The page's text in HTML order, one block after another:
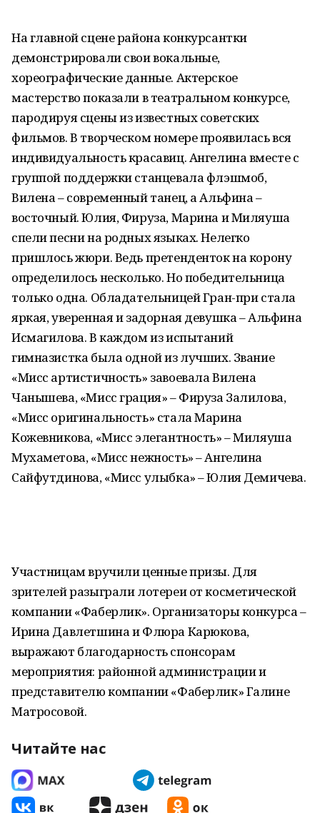
На главной сцене района конкурсантки
демонстрировали свои вокальные,
хореографические данные. Актерское
мастерство показали в театральном конкурсе,
пародируя сцены из известных советских
фильмов. В творческом номере проявилась вся
индивидуальность красавиц. Ангелина вместе с
группой поддержки станцевала флэшмоб,
Вилена – современный танец, а Альфина –
восточный. Юлия, Фируза, Марина и Миляуша
спели песни на родных языках. Нелегко
пришлось жюри. Ведь претенденток на корону
определилось несколько. Но победительница
только одна. Обладательницей Гран-при стала
яркая, уверенная и задорная девушка – Альфина
Исмагилова. В каждом из испытаний
гимназистка была одной из лучших. Звание
«Мисс артистичность» завоевала Вилена
Чанышева, «Мисс грация» – Фируза Залилова,
«Мисс оригинальность» стала Марина
Кожевникова, «Мисс элегантность» – Миляуша
Мухаметова, «Мисс нежность» – Ангелина
Сайфутдинова, «Мисс улыбка» – Юлия Демичева.
Участницам вручили ценные призы. Для
зрителей разыграли лотереи от косметической
компании «Фаберлик». Организаторы конкурса –
Ирина Давлетшина и Флюра Карюкова,
выражают благодарность спонсорам
мероприятия: районной администрации и
представителю компании «Фаберлик» Галине
Матросовой.
Читайте нас